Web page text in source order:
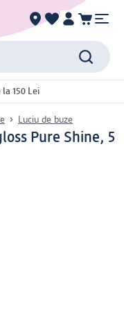
150 Lei
Luciu de buze
Pure Shine, 5